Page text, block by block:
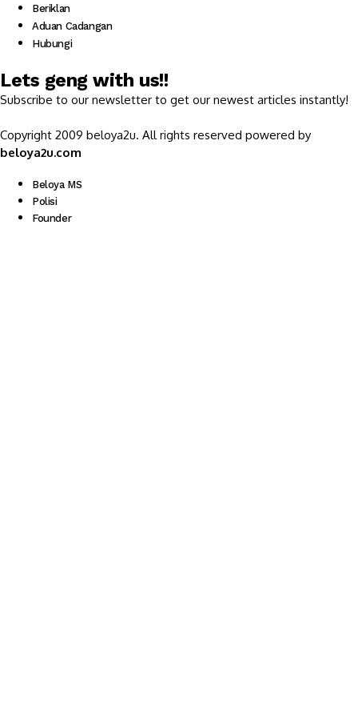
Beriklan
Aduan Cadangan
Hubungi
Lets geng with us!!
Subscribe to our newsletter to get our newest articles instantly!
Copyright 2009 beloya2u. All rights reserved powered by
beloya2u.com
Beloya MS
Polisi
Founder